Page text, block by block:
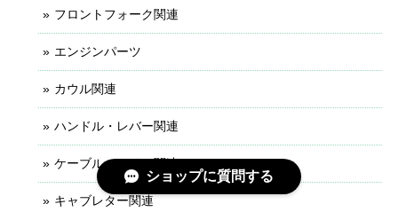
フロントフォーク関連
エンジンパーツ
カウル関連
ハンドル・レバー関連
ケーブル・ライン関連
キャブレター関連
ショップに質問する